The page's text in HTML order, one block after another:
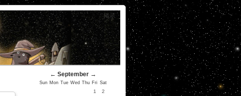
掲示
← September →
Sun Mon Tue Wed Thu Fri Sat
1
2